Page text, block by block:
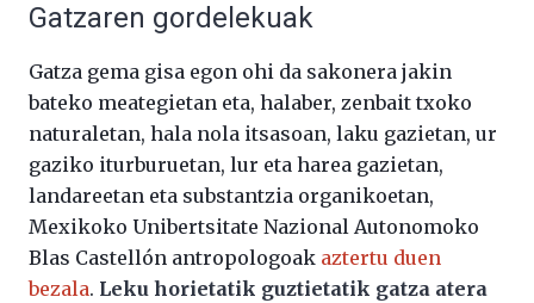
Gatzaren gordelekuak
Gatza gema gisa egon ohi da sakonera jakin
bateko meategietan eta, halaber, zenbait txoko
naturaletan, hala nola itsasoan, laku gazietan, ur
gaziko iturburuetan, lur eta harea gazietan,
landareetan eta substantzia organikoetan,
Mexikoko Unibertsitate Nazional Autonomoko
Blas Castellón antropologoak aztertu duen
bezala. Leku horietatik guztietatik gatza atera